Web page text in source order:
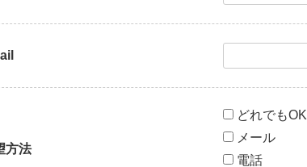
方法
どれでもOK
メール
電話